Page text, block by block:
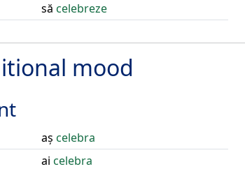
să celebreze
mood
aș celebra
ai celebra